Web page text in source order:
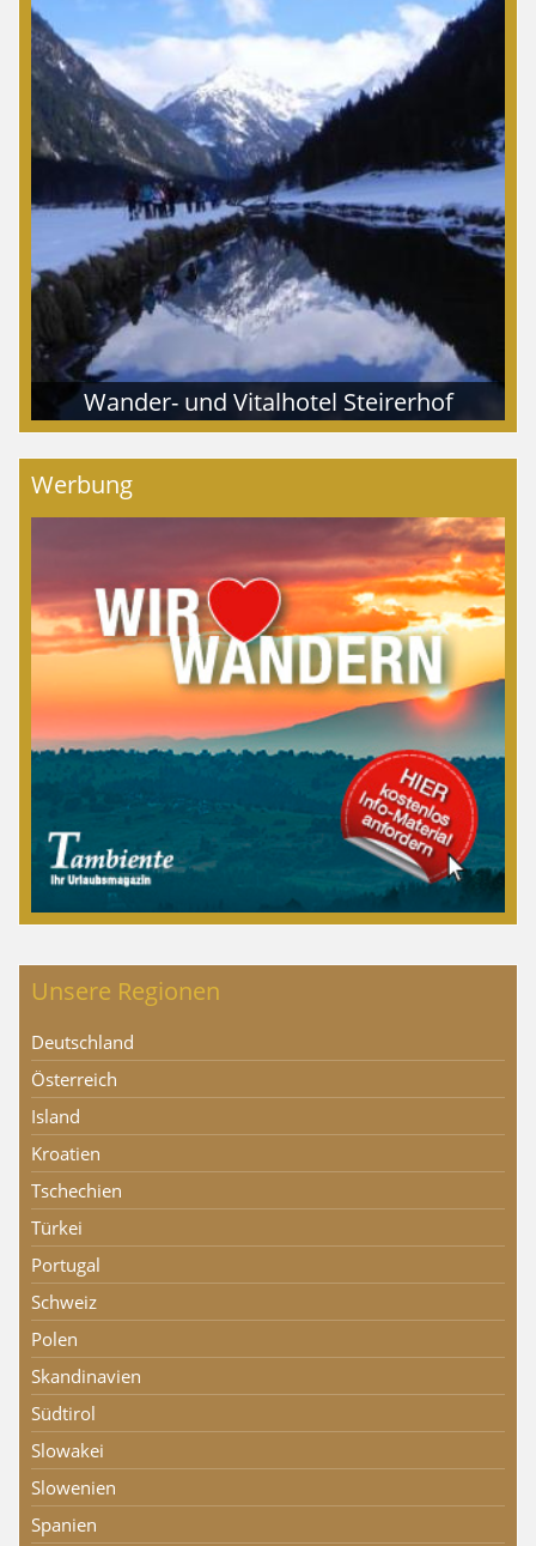
Wander- und Vitalhotel Steirerhof
Werbung
Unsere Regionen
Deutschland
Österreich
Island
Kroatien
Tschechien
Türkei
Portugal
Schweiz
Polen
Skandinavien
Südtirol
Slowakei
Slowenien
Spanien